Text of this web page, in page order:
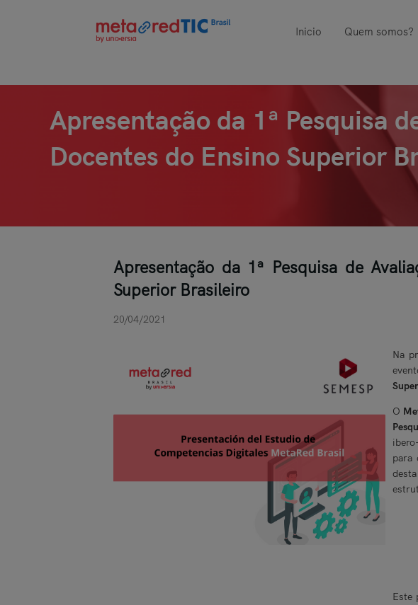
Inicio Quem somos?
Apresentação da 1ª Pesquisa
Docentes do Ensino Superior
Apresentação da 1ª Pesquisa de
Superior Brasileiro
20/04/2021
Na
O
para
Este